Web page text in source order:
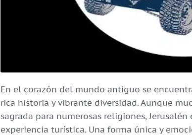
En el corazón del mundo antiguo se
rica historia y vibrante diversidad. Aunque
sagrada para numerosas religiones,
experiencia turística. Una forma única y